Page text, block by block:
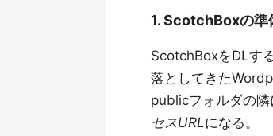
1. ScotchBoxの準
ScotchBoxをDLす
落としてきた
publicフォルダの隣
セスURLになる。